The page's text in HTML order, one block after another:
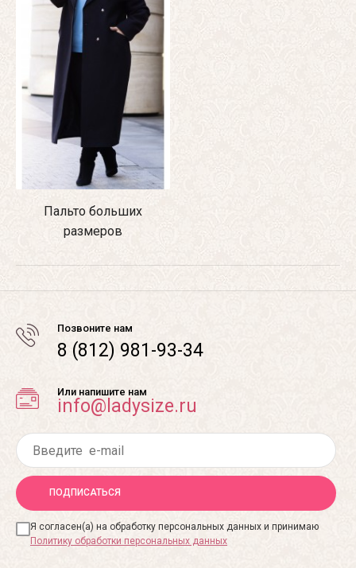
Пальто больших
размеров
Позвоните нам
8 (812) 981-93-34
Или напишите нам
info@ladysize.ru
ПОДПИСАТЬСЯ
Я согласен(а) на обработку персональных данных и принимаю
Политику обработки персональных данных